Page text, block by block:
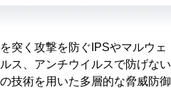
突く攻撃を防ぐIPSやマルウェ
ス、アンチウイルスで防げない
技術を用いた多層的な脅威防御